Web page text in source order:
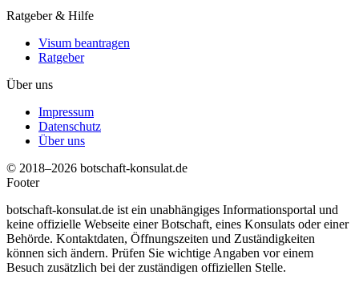
Ratgeber & Hilfe
Visum beantragen
Ratgeber
Über uns
Impressum
Datenschutz
Über uns
© 2018–2026 botschaft-konsulat.de
Footer
botschaft-konsulat.de ist ein unabhängiges Informationsportal und
keine offizielle Webseite einer Botschaft, eines Konsulats oder einer
Behörde. Kontaktdaten, Öffnungszeiten und Zuständigkeiten
können sich ändern. Prüfen Sie wichtige Angaben vor einem
Besuch zusätzlich bei der zuständigen offiziellen Stelle.